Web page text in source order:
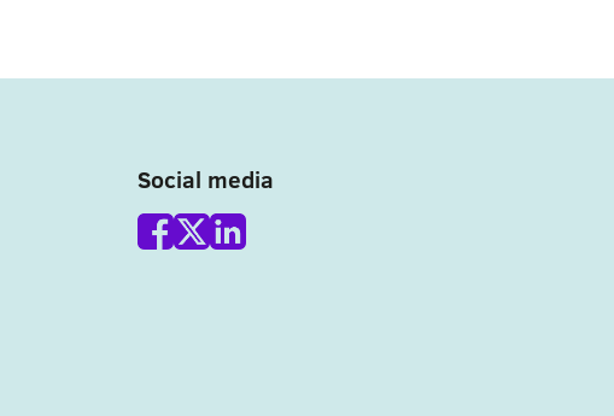
Social media